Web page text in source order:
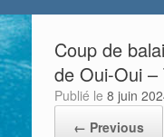
Coup de
de Oui-Oui –
Publié le 8 juin
← Previous